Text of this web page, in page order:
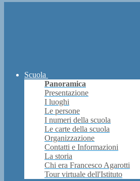
Scuola
Panoramica
Presentazione
I luoghi
Le persone
I numeri della scuola
Le carte della scuola
Organizzazione
Contatti e Informazioni
La storia
Chi era Francesco Agarotti
Tour virtuale dell'Istituto